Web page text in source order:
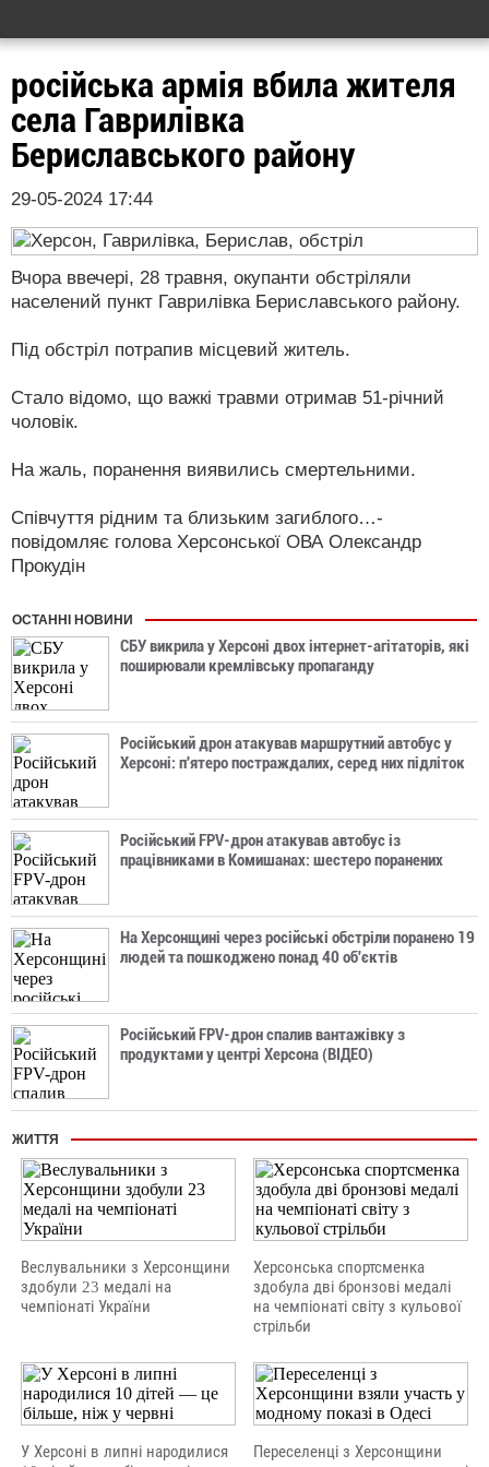
російська армія вбила жителя
села Гаврилівка
Бериславського району
29-05-2024 17:44
Вчора ввечері, 28 травня, окупанти обстріляли
населений пункт Гаврилівка Бериславського району.
Під обстріл потрапив місцевий житель.
Стало відомо, що важкі травми отримав 51-річний
чоловік.
На жаль, поранення виявились смертельними.
Співчуття рідним та близьким загиблого…-
повідомляє голова Херсонської ОВА Олександр
Прокудін
ОСТАННІ НОВИНИ
СБУ викрила у Херсоні двох інтернет-агітаторів, які
поширювали кремлівську пропаганду
Російський дрон атакував маршрутний автобус у
Херсоні: п'ятеро постраждалих, серед них підліток
Російський FPV-дрон атакував автобус із
працівниками в Комишанах: шестеро поранених
На Херсонщині через російські обстріли поранено 19
людей та пошкоджено понад 40 об'єктів
Російський FPV-дрон спалив вантажівку з
продуктами у центрі Херсона (ВІДЕО)
ЖИТТЯ
Веслувальники з Херсонщини
здобули 23 медалі на
чемпіонаті України
Херсонська спортсменка
здобула дві бронзові медалі
на чемпіонаті світу з кульової
стрільби
У Херсоні в липні народилися
Переселенці з Херсонщини